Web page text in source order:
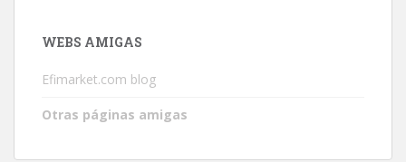
WEBS AMIGAS
Efimarket.com blog
Otras páginas amigas